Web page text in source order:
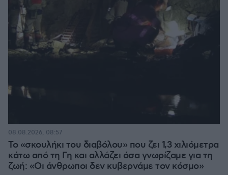
Το «σκουλήκι του διαβόλου» που ζει 1,3 χιλιόμετρα
κάτω από τη Γη και αλλάζει όσα γνωρίζαμε για τη
ζωή: «Οι άνθρωποι δεν κυβερνάμε τον κόσμο»
08.08.2026, 08:57